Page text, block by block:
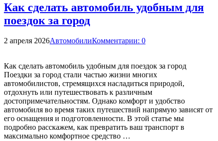
Как сделать автомобиль удобным для
поездок за город
2 апреля 2026АвтомобилиКомментарии: 0
Как сделать автомобиль удобным для поездок за город
Поездки за город стали частью жизни многих
автомобилистов, стремящихся насладиться природой,
отдохнуть или путешествовать к различным
достопримечательностям. Однако комфорт и удобство
автомобиля во время таких путешествий напрямую зависят от
его оснащения и подготовленности. В этой статье мы
подробно расскажем, как превратить ваш транспорт в
максимально комфортное средство …